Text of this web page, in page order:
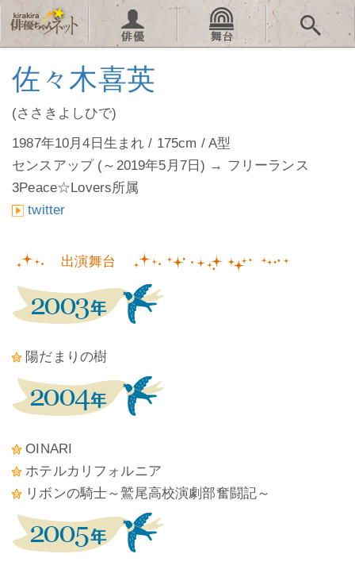
佐々木喜英
(ささきよしひで)
1987年10月4日生まれ / 175cm / A型
センスアップ (～2019年5月7日) → フリーランス
3Peace☆Lovers所属
twitter
出演舞台
陽だまりの樹
OINARI
ホテルカリフォルニア
リボンの騎士～鷲尾高校演劇部奮闘記～